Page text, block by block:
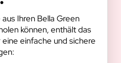
Ihren Bella Green
können, enthält das
einfache und sichere